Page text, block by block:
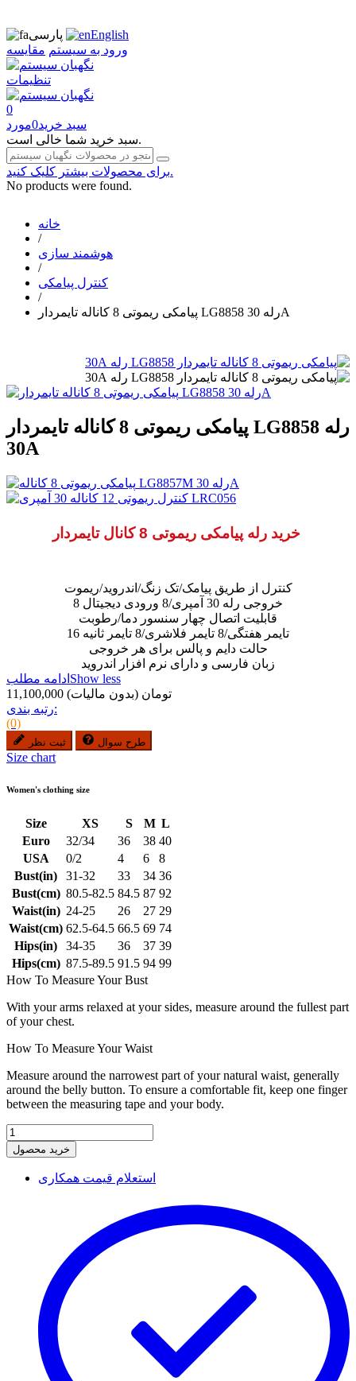
پارسی
English
ورود به سیستم مقایسه
تنظیمات
0
سبد خرید0مورد
سبد خرید شما خالی است.
برای محصولات بیشتر کلیک کنید.
No products were found.
خانه
/
هوشمند سازی
/
کنترل پیامکی
/
پیامکی ریموتی 8 کاناله تایمردار LG8858 رله 30A
پیامکی ریموتی 8 کاناله تایمردار LG8858 رله
30A
خرید رله پیامکی ریموتی 8 کانال تایمردار
کنترل از طریق پیامک/تک زنگ/اندروید/ریموت
8 خروجی رله 30 آمپری/8 ورودی دیجیتال
قابلیت اتصال چهار سنسور دما/رطوبت
16 تایمر هفتگی/8 تایمر فلاشری/8 تایمر ثانیه
حالت دایم و پالس برای هر خروجی
زبان فارسی و دارای نرم افزار اندروید
ادامه مطلب Show less
11,100,000 تومان (بدون مالیات)
رتبه بندی:
(0)
ثبت نظر طرح سوال
Size chart
Women's clothing size
Size XS S M L
Euro
32/34 36 38 40
USA
0/2 4 6
8
Bust(in)
31-32 33 34 36
Bust(cm) 80.5-82.5 84.5 87 92
Waist(in) 24-25 26 27 29
Waist(cm) 62.5-64.5 66.5 69 74
Hips(in)
34-35 36 37 39
Hips(cm) 87.5-89.5 91.5 94 99
How To Measure Your Bust
With your arms relaxed at your sides, measure around the fullest part
of your chest.
How To Measure Your Waist
Measure around the narrowest part of your natural waist, generally
around the belly button. To ensure a comfortable fit, keep one finger
between the measuring tape and your body.
خرید محصول
استعلام قیمت همکاری